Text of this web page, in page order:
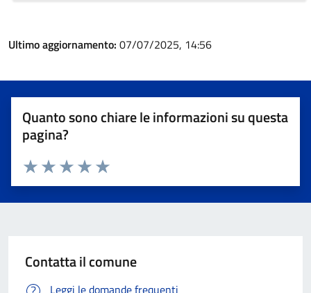
Ultimo aggiornamento: 07/07/2025, 14:56
Quanto sono chiare le informazioni su questa
pagina?
Valuta 5 stelle su 5
Valuta 4 stelle su 5
Valuta 3 stelle su 5
Valuta 2 stelle su 5
Valuta 1 stelle su 5
Contatta il comune
Leggi le domande frequenti